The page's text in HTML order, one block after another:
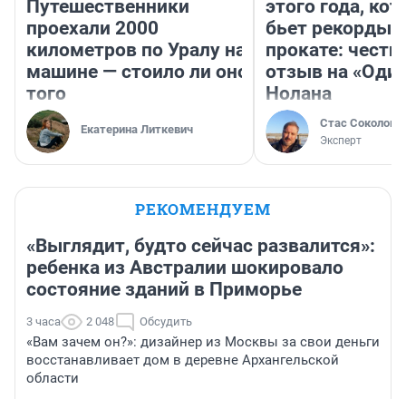
Путешественники
проехали 2000
километров по Уралу на
машине — стоило ли оно
того
Екатерина Литкевич
этого года,
бьет рекорды в
прокате:
отзыв на
Нолана
Стас Соколов
Эксперт
РЕКОМЕНДУЕМ
«Выглядит, будто сейчас развалится»:
ребенка из Австралии шокировало
состояние зданий в Приморье
3 часа 2 048 Обсудить
«Вам зачем он?»: дизайнер из Москвы за свои деньги
восстанавливает дом в деревне Архангельской
области